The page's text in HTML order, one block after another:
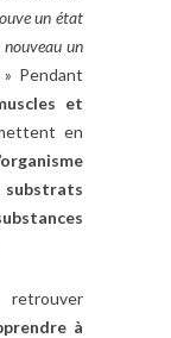
un état
un
Pendant
et
en
à